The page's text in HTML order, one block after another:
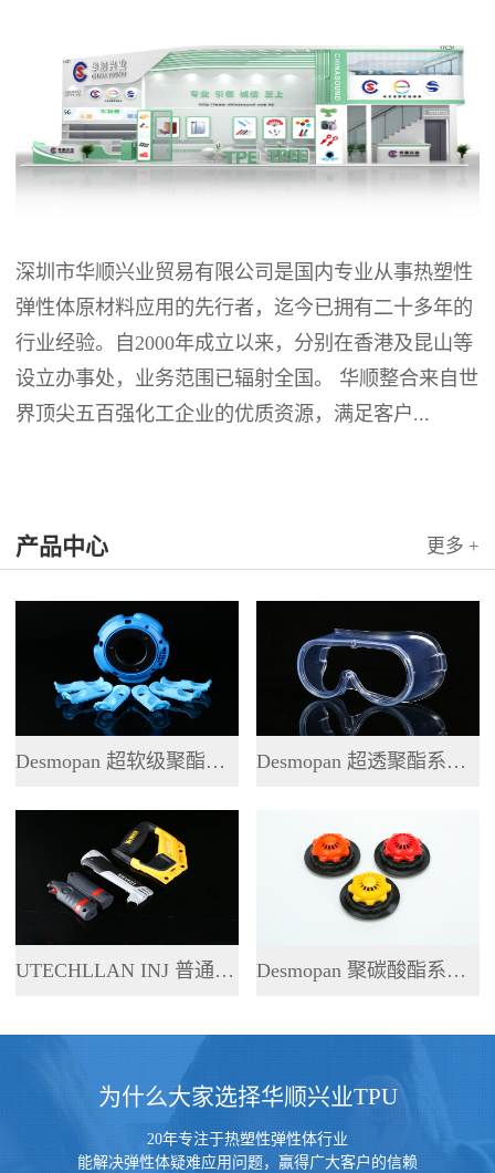
深圳市华顺兴业贸易有限公司是国内专业从事热塑性
弹性体原材料应用的先行者，迄今已拥有二十多年的
行业经验。自2000年成立以来，分别在香港及昆山等
设立办事处，业务范围已辐射全国。 华顺整合来自世
界顶尖五百强化工企业的优质资源，满足客户...
产品中心 更多 +
Desmopan 超软级聚酯系列 TPU Desmopan 超透聚酯系列 TPU
UTECHLLAN INJ 普通聚酯系列 TPU Desmopan 聚碳酸酯系列 TPU
为什么大家选择华顺兴业TPU
20年专注于热塑性弹性体行业
能解决弹性体疑难应用问题，赢得广大客户的信赖